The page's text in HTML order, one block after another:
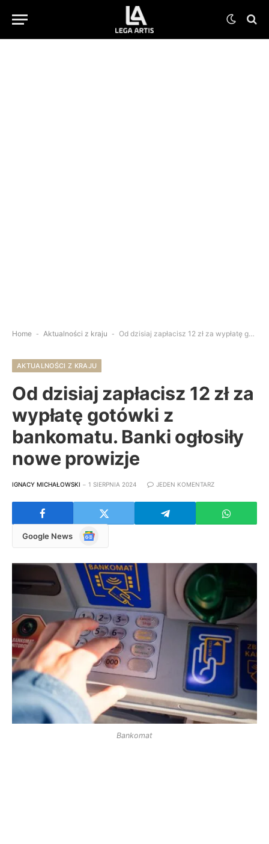
Home - Aktualności z kraju - Od dzisiaj zapłacisz 12 zł za wypłatę gotówki z bankomatu. Banki ogłosiły nowe prowizje
AKTUALNOŚCI Z KRAJU
Od dzisiaj zapłacisz 12 zł za
wypłatę gotówki z
bankomatu. Banki ogłosiły
nowe prowizje
IGNACY MICHAŁOWSKI 1 SIERPNIA 2024 JEDEN KOMENTARZ
Google News
Google
Bankomat